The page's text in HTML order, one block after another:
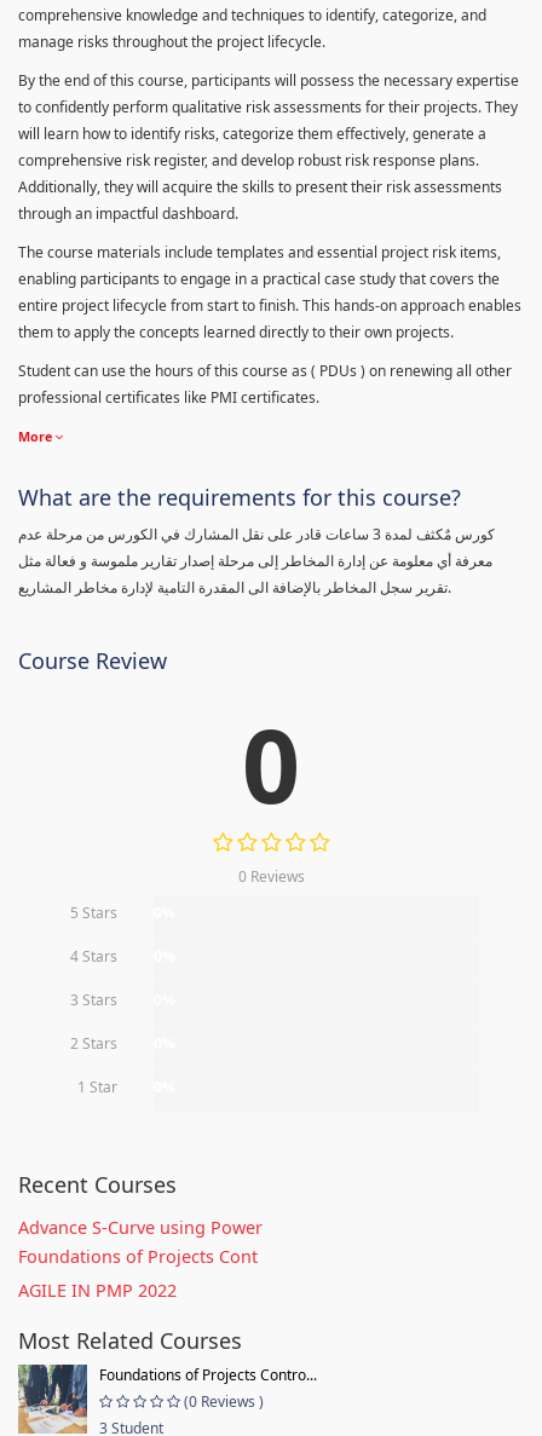
comprehensive knowledge and techniques to identify, categorize, and
manage risks throughout the project lifecycle.
By the end of this course, participants will possess the necessary expertise
to confidently perform qualitative risk assessments for their projects. They
will learn how to identify risks, categorize them effectively, generate a
comprehensive risk register, and develop robust risk response plans.
Additionally, they will acquire the skills to present their risk assessments
through an impactful dashboard.
The course materials include templates and essential project risk items,
enabling participants to engage in a practical case study that covers the
entire project lifecycle from start to finish. This hands-on approach enables
them to apply the concepts learned directly to their own projects.
Student can use the hours of this course as ( PDUs ) on renewing all other
professional certificates like PMI certificates.
More
What are the requirements for this course?
كورس مٌكثف لمدة 3 ساعات قادر على نقل المشارك في الكورس من مرحلة عدم
معرفة أي معلومة عن إدارة المخاطر إلى مرحلة إصدار تقارير ملموسة و فعالة مثل
تقرير سجل المخاطر بالإضافة الى المقدرة التامية لإدارة مخاطر المشاريع.
Course Review
0
0 Reviews
5 Stars
4 Stars
3 Stars
2 Stars
1 Star
Recent Courses
Advance S-Curve using Power
Foundations of Projects Cont
AGILE IN PMP 2022
Most Related Courses
Foundations of Projects Contro...
(0 Reviews )
3 Student